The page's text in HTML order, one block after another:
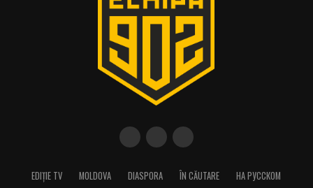
EDIȚIE TV MOLDOVA DIASPORA ÎN CĂUTARE НА РУССКОМ